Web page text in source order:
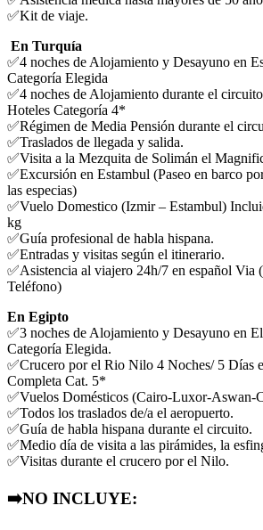
✅Kit de viaje.
En Turquía
✅4 noches de Alojamiento y Desayuno en
Categoría Elegida
✅4 noches de Alojamiento durante el
Hoteles Categoría 4*
✅Régimen de Media Pensión durante el
✅Traslados de llegada y salida.
✅Visita a la Mezquita de Solimán el
✅Excursión en Estambul (Paseo en barco
las especias)
✅Vuelo Domestico (Izmir – Estambul)
kg
✅Guía profesional de habla hispana.
✅Entradas y visitas según el itinerario.
✅Asistencia al viajero 24h/7 en español Via
Teléfono)
En Egipto
✅3 noches de Alojamiento y Desayuno en
Categoría Elegida.
✅Crucero por el Rio Nilo 4 Noches/ 5 Días
Completa Cat. 5*
✅Vuelos Domésticos (Cairo-Luxor-Aswan-
✅Todos los traslados de/a el aeropuerto.
✅Guía de habla hispana durante el circuito.
✅Medio día de visita a las pirámides, la
✅Visitas durante el crucero por el Nilo.
➡️NO INCLUYE: